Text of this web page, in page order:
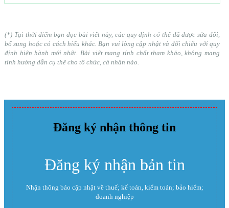
(*) Tại thời điểm bạn đọc bài viết này, các quy định có thể đã được sửa đổi,
bổ sung hoặc có cách hiểu khác. Bạn vui lòng cập nhật và đối chiếu với quy
định hiện hành mới nhất. Bài viết mang tính chất tham khảo, không mang
tính hướng dẫn cụ thể cho tổ chức, cá nhân nào.
Đăng ký nhận thông tin
Đăng ký nhận bản tin
Nhận thông báo cập nhật về thuế; kế toán, kiểm toán; bảo hiểm;
doanh nghiệp